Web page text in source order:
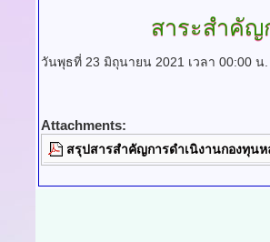
สาระสำคั
วันพุธที่ 23 มิถุนายน 2021 เวลา 00:00 น.
Attachments:
สรุปสารสำคัญการดำเนิงานกองทุน